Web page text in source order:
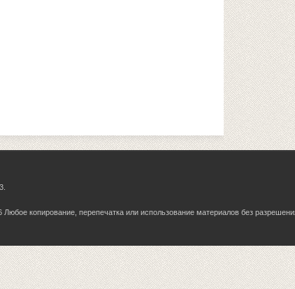
копирование, перепечатка или использование материалов без